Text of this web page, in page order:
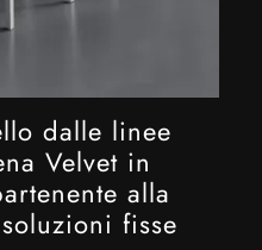
dalle linee
Velvet in
alla
fisse